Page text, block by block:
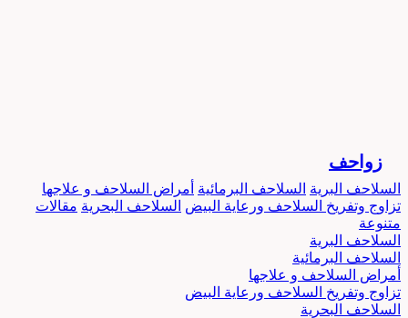
زواحف
السلاحف البرية السلاحف البرمائية أمراض السلاحف و علاجها
تزاوج وتفريخ السلاحف ورعاية البيض السلاحف البحرية مقالات
متنوعة
السلاحف البرية
السلاحف البرمائية
أمراض السلاحف و علاجها
تزاوج وتفريخ السلاحف ورعاية البيض
السلاحف البحرية